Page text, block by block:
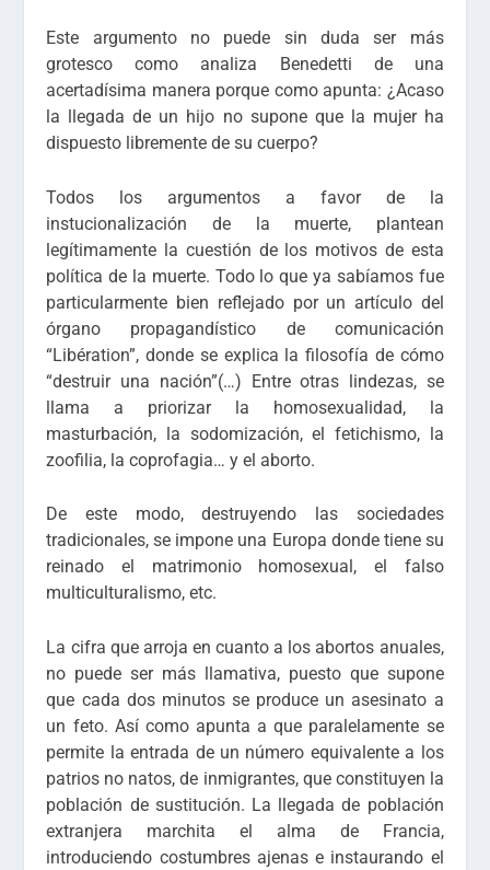
Este argumento no puede sin duda ser más
grotesco como analiza Benedetti de una
acertadísima manera porque como apunta: ¿Acaso
la llegada de un hijo no supone que la mujer ha
dispuesto libremente de su cuerpo?
Todos los argumentos a favor de la
instucionalización de la muerte, plantean
legítimamente la cuestión de los motivos de esta
política de la muerte. Todo lo que ya sabíamos fue
particularmente bien reflejado por un artículo del
órgano propagandístico de comunicación
“Libération”, donde se explica la filosofía de cómo
“destruir una nación”(…) Entre otras lindezas, se
llama a priorizar la homosexualidad, la
masturbación, la sodomización, el fetichismo, la
zoofilia, la coprofagia… y el aborto.
De este modo, destruyendo las sociedades
tradicionales, se impone una Europa donde tiene su
reinado el matrimonio homosexual, el falso
multiculturalismo, etc.
La cifra que arroja en cuanto a los abortos anuales,
no puede ser más llamativa, puesto que supone
que cada dos minutos se produce un asesinato a
un feto. Así como apunta a que paralelamente se
permite la entrada de un número equivalente a los
patrios no natos, de inmigrantes, que constituyen la
población de sustitución. La llegada de población
extranjera marchita el alma de Francia,
introduciendo costumbres ajenas e instaurando el